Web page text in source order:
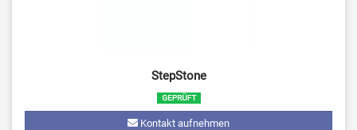
StepStone
Kontakt aufnehmen